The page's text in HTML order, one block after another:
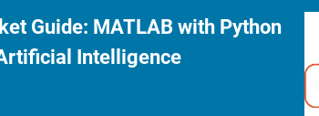
Guide: MATLAB with Python
Intelligence